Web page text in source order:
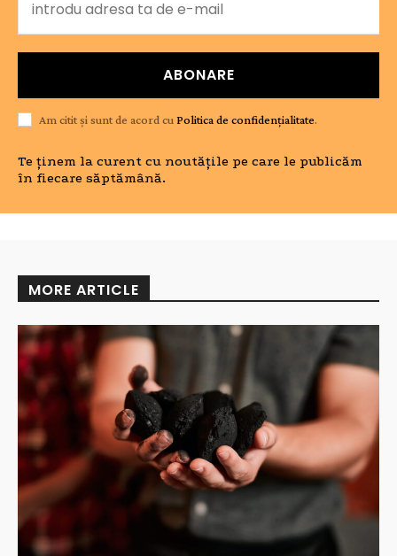
ABONARE
Am citit și sunt de acord cu Politica de confidențialitate.
Te ținem la curent cu noutățile pe care le publicăm
în fiecare săptămână.
MORE ARTICLE